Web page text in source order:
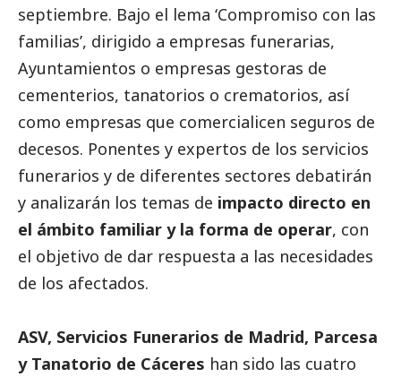
septiembre. Bajo el lema ‘Compromiso con las
familias’, dirigido a empresas funerarias,
Ayuntamientos o empresas gestoras de
cementerios, tanatorios o crematorios, así
como empresas que comercialicen seguros de
decesos. Ponentes y expertos de los servicios
funerarios y de diferentes sectores debatirán
y analizarán los temas de impacto directo en
el ámbito familiar y la forma de operar, con
el objetivo de dar respuesta a las necesidades
de los afectados.
ASV, Servicios Funerarios de Madrid, Parcesa
y Tanatorio de Cáceres han sido las cuatro